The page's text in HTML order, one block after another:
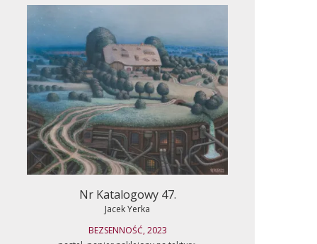
Nr Katalogowy 47.
Jacek Yerka
BEZSENNOŚĆ, 2023